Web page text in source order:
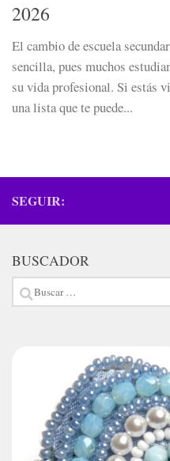
2026
El cambio de escuela
sencilla, pues muchos
su vida profesional. Si estás
una lista que te puede...
SEGUIR:
BUSCADOR
Buscar: